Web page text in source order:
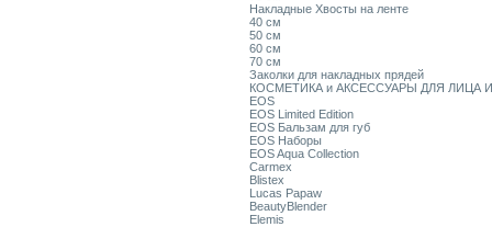
Накладные Хвосты на ленте
40 см
50 см
60 см
70 см
Заколки для накладных прядей
КОСМЕТИКА и АКСЕССУАРЫ ДЛЯ ЛИЦА
EOS
EOS Limited Edition
EOS Бальзам для губ
EOS Наборы
EOS Aqua Collection
Carmex
Blistex
Lucas Papaw
BeautyBlender
Elemis